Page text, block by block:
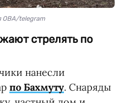
ОВА/telegram
стрелять по
нанесли
по Бахмуту. Снаряды